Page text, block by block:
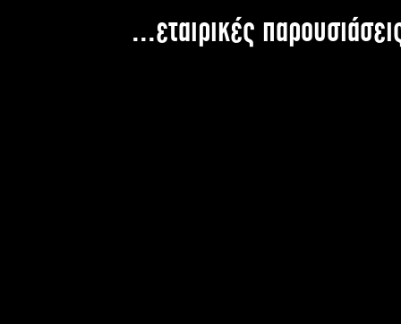
...εταιρικές